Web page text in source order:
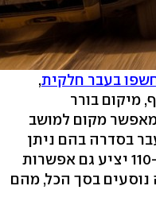
בעבר חלקית,
מיקום בורר
מאפשר מקום למושב
בסדרה בהם ניתן
היה להסיע שלושה מלפנים. ה-110 יציע גם אפשרות
בסך הכל, מהם